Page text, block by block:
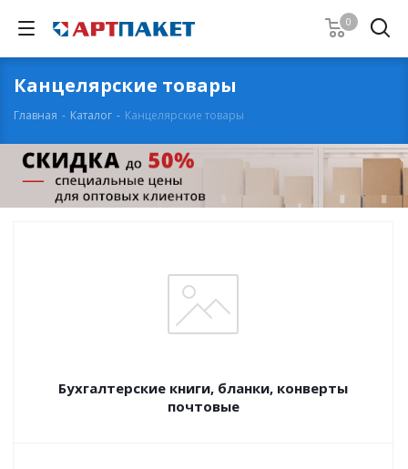
0
Канцелярские товары
Главная - Каталог - Канцелярские товары
Бухгалтерские книги, бланки, конверты
почтовые